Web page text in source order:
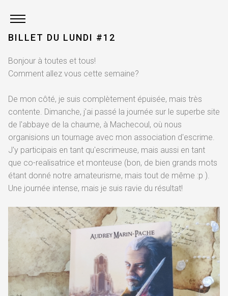
BILLET DU LUNDI #12
Bonjour à toutes et tous!
Comment allez vous cette semaine?
De mon côté, je suis complètement épuisée, mais très
contente. Dimanche, j'ai passé la journée sur le superbe site
de l'abbaye de la chaume, à Machecoul, où nous
organisions un tournage avec mon association d'escrime.
J'y participais en tant qu'escrimeuse, mais aussi en tant
que co-realisatrice et monteuse (bon, de bien grands mots
étant donné notre amateurisme, mais tout de même :p ).
Une journée intense, mais je suis ravie du résultat!